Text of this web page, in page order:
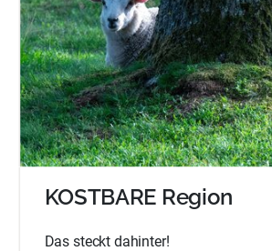
KOSTBARE Region
Das steckt dahinter!